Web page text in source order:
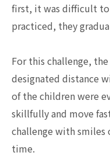
first, it was difficult to
practiced, they
For this challenge,
designated distance
of the children were
skillfully and move
challenge with smiles
time.